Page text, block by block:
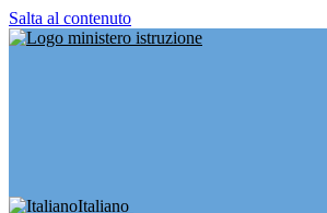
Salta al contenuto
Italiano